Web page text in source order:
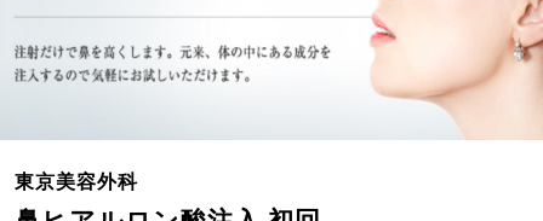
東京美容外科